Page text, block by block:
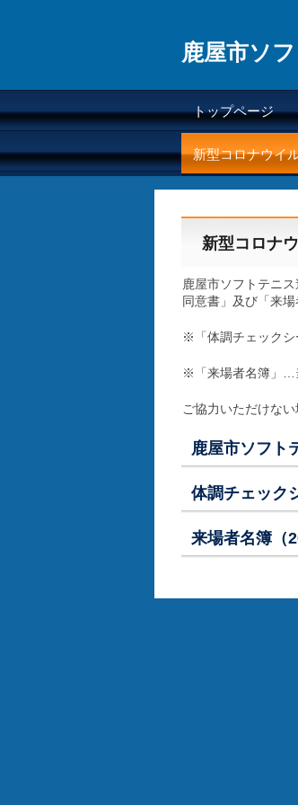
鹿屋市ソ
トップページ
新型コロナウイ
新型コロナ
鹿屋市ソフトテニ
同意書」及び「来
※「体調チェックシ
※「来場者名簿」…
ご協力いただけな
鹿屋市ソフト
体調チェック
来場者名簿（